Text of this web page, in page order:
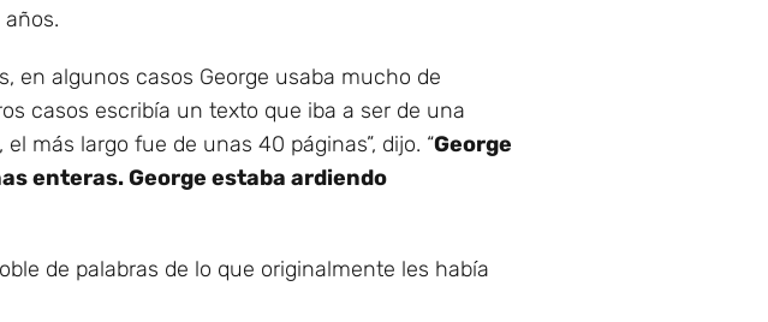
en algunos casos George usaba mucho de
casos escribía un texto que iba a ser de una
más largo fue de unas 40 páginas”, dijo. “George
enteras. George estaba ardiendo
de palabras de lo que originalmente les había